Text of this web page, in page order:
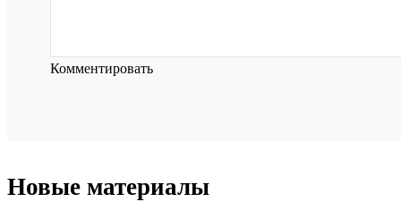
Комментировать
Новые материалы